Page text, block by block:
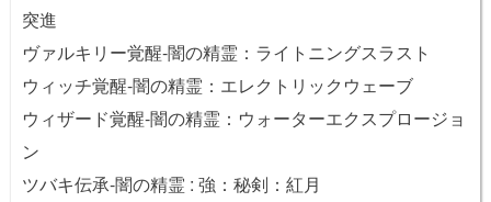
突進
ヴァルキリー覚醒-闇の精霊：ライトニングスラスト
ウィッチ覚醒-闇の精霊：エレクトリックウェーブ
ウィザード覚醒-闇の精霊：ウォーターエクスプロージョ
ン
ツバキ伝承-闇の精霊 : 強：秘剣：紅月